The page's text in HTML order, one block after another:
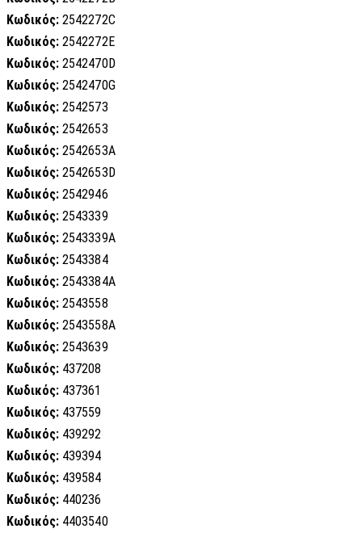
Κωδικός: 2542272C
Κωδικός: 2542272E
Κωδικός: 2542470D
Κωδικός: 2542470G
Κωδικός: 2542573
Κωδικός: 2542653
Κωδικός: 2542653A
Κωδικός: 2542653D
Κωδικός: 2542946
Κωδικός: 2543339
Κωδικός: 2543339A
Κωδικός: 2543384
Κωδικός: 2543384A
Κωδικός: 2543558
Κωδικός: 2543558A
Κωδικός: 2543639
Κωδικός: 437208
Κωδικός: 437361
Κωδικός: 437559
Κωδικός: 439292
Κωδικός: 439394
Κωδικός: 439584
Κωδικός: 440236
Κωδικός: 4403540